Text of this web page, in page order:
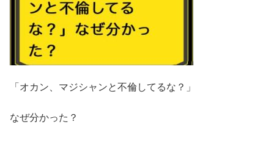
「オカン、マジシャンと不倫してるな？」
なぜ分かった？